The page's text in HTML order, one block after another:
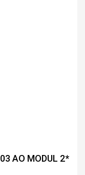
AO MODUL 2*